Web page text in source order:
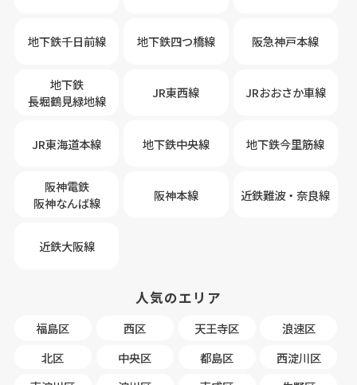
地下鉄千日前線 地下鉄四つ橋線 阪急神戸本線
地下鉄
長堀鶴見緑地線
JR東西線 JRおおさか車線
JR東海道本線 地下鉄中央線 地下鉄今里筋線
阪神電鉄
阪神なんば線
阪神本線 近鉄難波・奈良線
近鉄大阪線
人気のエリア
福島区 西区 天王寺区
浪速区
北区
中央区 都島区
西淀川区